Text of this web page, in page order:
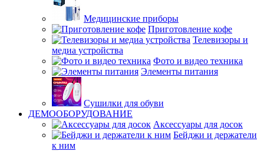
Медицинские приборы
Приготовление кофе
Телевизоры и
медиа устройства
Фото и видео техника
Элементы питания
Сушилки для обуви
ДЕМООБОРУДОВАНИЕ
Аксессуары для досок
Бейджи и держатели
к ним